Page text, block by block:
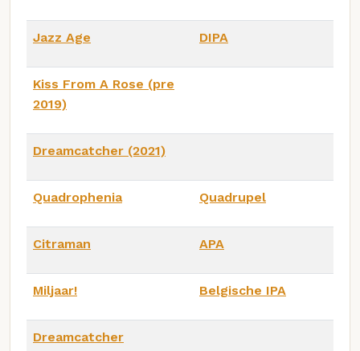
Jazz Age DIPA
Kiss From A Rose (pre
2019)
Dreamcatcher (2021)
Quadrophenia Quadrupel
Citraman APA
Miljaar! Belgische IPA
Dreamcatcher